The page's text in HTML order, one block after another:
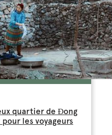
quartier de Đong
les voyageurs